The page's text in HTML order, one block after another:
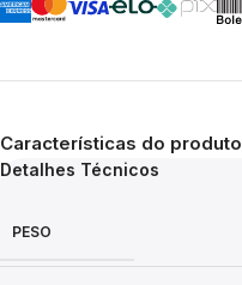
Características do produto
Detalhes Técnicos
PESO